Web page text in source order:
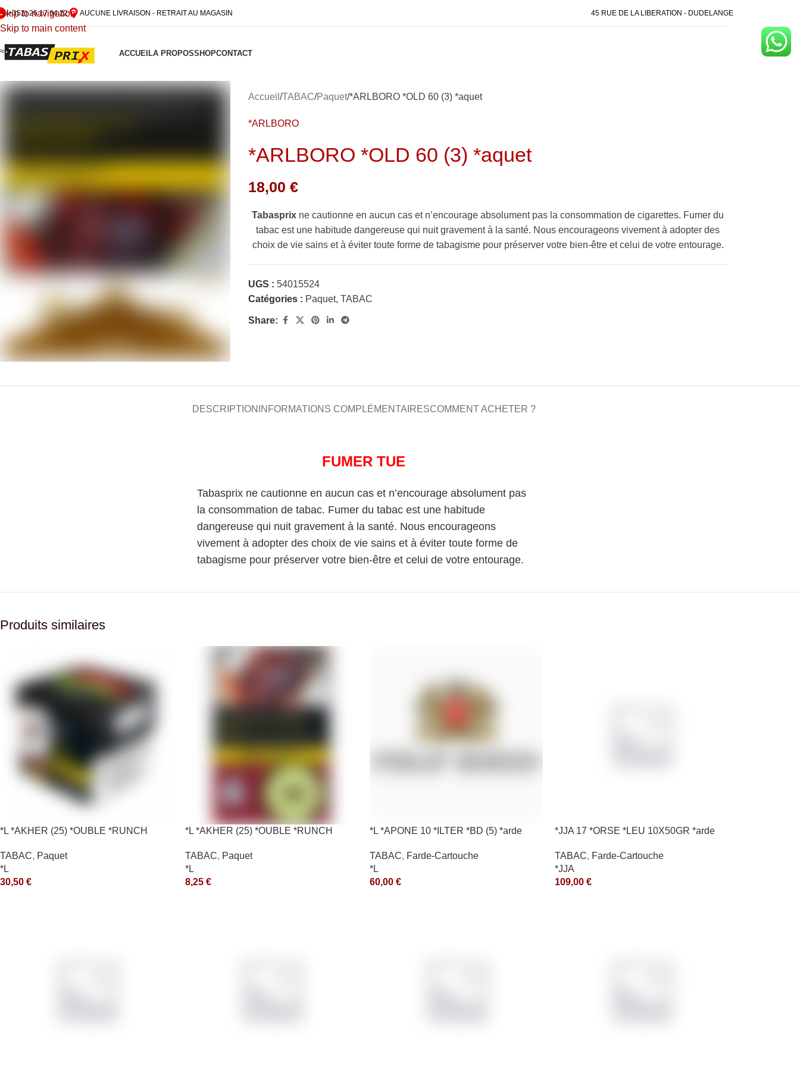
Skip to navigation
Skip to main content
(+352) 26 17 64 22 AUCUNE LIVRAISON - RETRAIT AU MAGASIN 45 RUE DE LA LIBERATION - DUDELANGE
ACCUEILA PROPOSSHOPCONTACT
Accueil TABAC Paquet *ARLBORO *OLD 60 (3) *aquet
*ARLBORO
*ARLBORO *OLD 60 (3) *aquet
18,00€
Tabasprix ne cautionne en aucun cas et n’encourage absolument pas la consommation de cigarettes. Fumer du
tabac est une habitude dangereuse qui nuit gravement à la santé. Nous encourageons vivement à adopter des
choix de vie sains et à éviter toute forme de tabagisme pour préserver votre bien-être et celui de votre entourage.
UGS :54015524
Catégories : Paquet, TABAC
Share:
DESCRIPTION INFORMATIONS COMPLÉMENTAIRESCOMMENT ACHETER ?
FUMER TUE
Tabasprix ne cautionne en aucun cas et n’encourage absolument pas
la consommation de tabac. Fumer du tabac est une habitude
dangereuse qui nuit gravement à la santé. Nous encourageons
vivement à adopter des choix de vie sains et à éviter toute forme de
tabagisme pour préserver votre bien-être et celui de votre entourage.
Produits similaires
*L *AKHER (25) *OUBLE *RUNCH
TABAC, Paquet
*L
30,50 €
*L *AKHER (25) *OUBLE *RUNCH
TABAC, Paquet
*L
8,25 €
*L *APONE 10 *ILTER *BD (5) *arde
TABAC, Farde-Cartouche
*L
60,00 €
*JJA 17 *ORSE *LEU 10X50GR *arde
TABAC, Farde-Cartouche
*JJA
109,00 €